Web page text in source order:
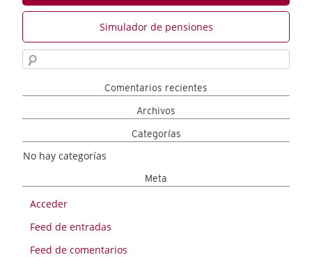
Simulador de pensiones
Comentarios recientes
Archivos
Categorías
No hay categorías
Meta
Acceder
Feed de entradas
Feed de comentarios